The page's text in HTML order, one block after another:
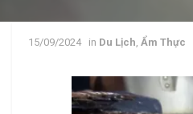
15/09/2024 in Du Lịch, Ẩm Thực